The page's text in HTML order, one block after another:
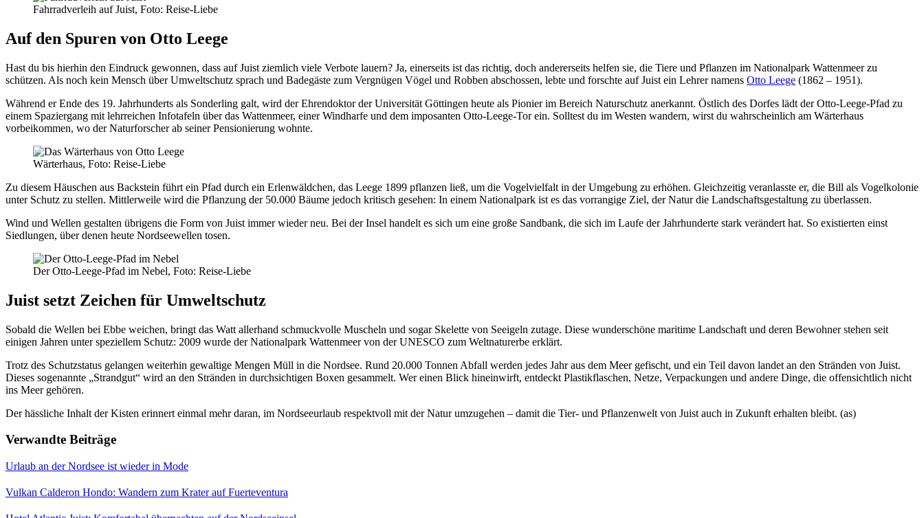
Fahrradverleih auf Juist, Foto: Reise-Liebe
Auf den Spuren von Otto Leege
Hast du bis hierhin den Eindruck gewonnen, dass auf Juist ziemlich viele Verbote lauern? Ja, einerseits ist das richtig, doch andererseits helfen sie, die Tiere und Pflanzen im Nationalpark Wattenmeer zu
schützen. Als noch kein Mensch über Umweltschutz sprach und Badegäste zum Vergnügen Vögel und Robben abschossen, lebte und forschte auf Juist ein Lehrer namens Otto Leege (1862 – 1951).
Während er Ende des 19. Jahrhunderts als Sonderling galt, wird der Ehrendoktor der Universität Göttingen heute als Pionier im Bereich Naturschutz anerkannt. Östlich des Dorfes lädt der Otto-Leege-Pfad zu
einem Spaziergang mit lehrreichen Infotafeln über das Wattenmeer, einer Windharfe und dem imposanten Otto-Leege-Tor ein. Solltest du im Westen wandern, wirst du wahrscheinlich am Wärterhaus
vorbeikommen, wo der Naturforscher ab seiner Pensionierung wohnte.
Wärterhaus, Foto: Reise-Liebe
Zu diesem Häuschen aus Backstein führt ein Pfad durch ein Erlenwäldchen, das Leege 1899 pflanzen ließ, um die Vogelvielfalt in der Umgebung zu erhöhen. Gleichzeitig veranlasste er, die Bill als Vogelkolonie
unter Schutz zu stellen. Mittlerweile wird die Pflanzung der 50.000 Bäume jedoch kritisch gesehen: In einem Nationalpark ist es das vorrangige Ziel, der Natur die Landschaftsgestaltung zu überlassen.
Wind und Wellen gestalten übrigens die Form von Juist immer wieder neu. Bei der Insel handelt es sich um eine große Sandbank, die sich im Laufe der Jahrhunderte stark verändert hat. So existierten einst
Siedlungen, über denen heute Nordseewellen tosen.
Der Otto-Leege-Pfad im Nebel, Foto: Reise-Liebe
Juist setzt Zeichen für Umweltschutz
Sobald die Wellen bei Ebbe weichen, bringt das Watt allerhand schmuckvolle Muscheln und sogar Skelette von Seeigeln zutage. Diese wunderschöne maritime Landschaft und deren Bewohner stehen seit
einigen Jahren unter speziellem Schutz: 2009 wurde der Nationalpark Wattenmeer von der UNESCO zum Weltnaturerbe erklärt.
Trotz des Schutzstatus gelangen weiterhin gewaltige Mengen Müll in die Nordsee. Rund 20.000 Tonnen Abfall werden jedes Jahr aus dem Meer gefischt, und ein Teil davon landet an den Stränden von Juist.
Dieses sogenannte „Strandgut“ wird an den Stränden in durchsichtigen Boxen gesammelt. Wer einen Blick hineinwirft, entdeckt Plastikflaschen, Netze, Verpackungen und andere Dinge, die offensichtlich nicht
ins Meer gehören.
Der hässliche Inhalt der Kisten erinnert einmal mehr daran, im Nordseeurlaub respektvoll mit der Natur umzugehen – damit die Tier- und Pflanzenwelt von Juist auch in Zukunft erhalten bleibt. (as)
Verwandte Beiträge
Urlaub an der Nordsee ist wieder in Mode
Vulkan Calderon Hondo: Wandern zum Krater auf Fuerteventura